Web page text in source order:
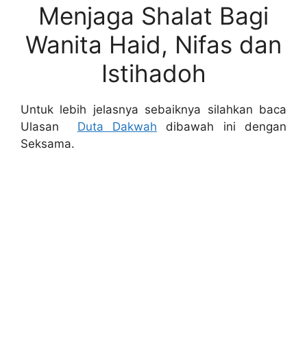
Menjaga Shalat Bagi
Wanita Haid, Nifas dan
Istihadoh
Untuk lebih jelasnya sebaiknya silahkan baca
Ulasan Duta Dakwah dibawah ini dengan
Seksama.